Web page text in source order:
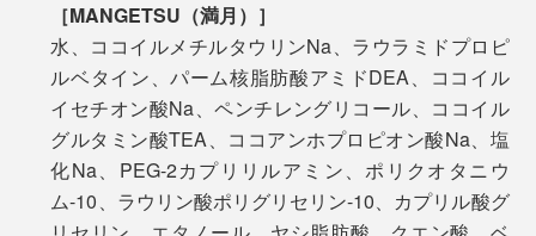
私たちの毎日の暮しでも、『MANGETSU（満月）』
『SINGETSU（新月）』を使えば使うほど、髪と肌にい
いだけでなく、時短やコスト削減、水や環境への配慮も
叶います。
［MANGETSU（満月）］
水、ココイルメチルタウリンNa、ラウラミドプロピ
ルベタイン、パーム核脂肪酸アミドDEA、ココイル
イセチオン酸Na、ペンチレングリコール、ココイル
グルタミン酸TEA、ココアンホプロピオン酸Na、塩
化Na、PEG-2カプリリルアミン、ポリクオタニウ
ム-10、ラウリン酸ポリグリセリン-10、カプリル酸グ